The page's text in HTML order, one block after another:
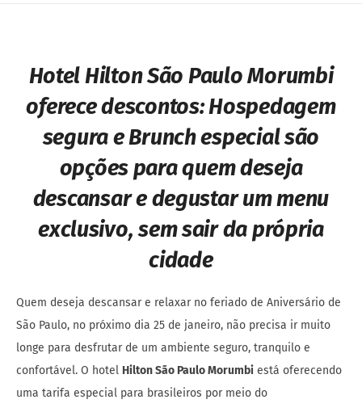
Hotel Hilton São Paulo Morumbi
oferece descontos:Hospedagem
segura e Brunch especial são
opções para quem deseja
descansar e degustar um menu
exclusivo, sem sair da própria
cidade
Quem deseja descansar e relaxar no feriado de Aniversário de
São Paulo, no próximo dia 25 de janeiro, não precisa ir muito
longe para desfrutar de um ambiente seguro, tranquilo e
confortável. O hotel Hilton São Paulo Morumbi está oferecendo
uma tarifa especial para brasileiros por meio do